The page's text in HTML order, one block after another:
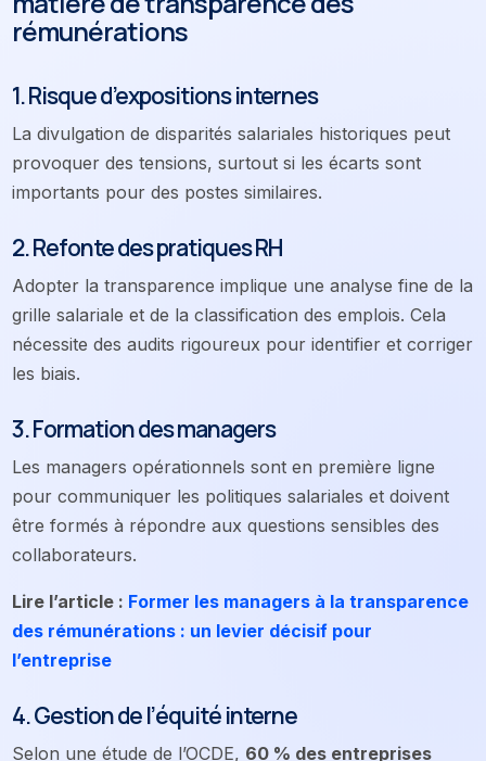
rémunérations
1. Risque d’expositions internes
La divulgation de disparités salariales historiques peut
provoquer des tensions, surtout si les écarts sont
importants pour des postes similaires.
2. Refonte des pratiques RH
Adopter la transparence implique une analyse fine de la
grille salariale et de la classification des emplois. Cela
nécessite des audits rigoureux pour identifier et corriger
les biais.
3. Formation des managers
Les managers opérationnels sont en première ligne
pour communiquer les politiques salariales et doivent
être formés à répondre aux questions sensibles des
collaborateurs.
Lire l’article : Former les managers à la transparence
des rémunérations : un levier décisif pour
l’entreprise
4. Gestion de l’équité interne
Selon une étude de l’OCDE, 60 % des entreprises